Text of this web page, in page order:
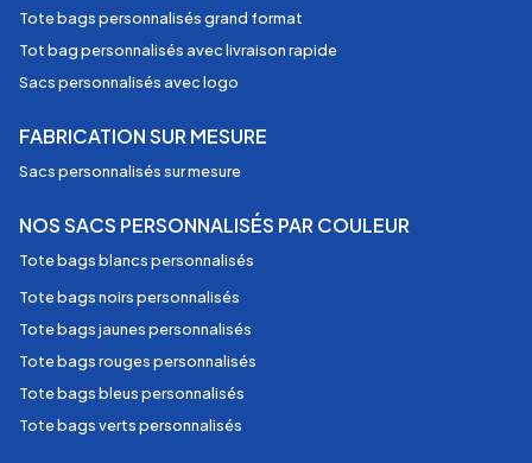
Tote bags personnalisés grand format
Tot bag personnalisés avec livraison rapide
Sacs personnalisés avec logo
FABRICATION SUR MESURE
Sacs personnalisés sur mesure
NOS SACS PERSONNALISÉS PAR COULEUR
Tote bags blancs personnalisés
Tote bags noirs personnalisés
Tote bags jaunes personnalisés
Tote bags rouges personnalisés
Tote bags bleus personnalisés
Tote bags verts personnalisés